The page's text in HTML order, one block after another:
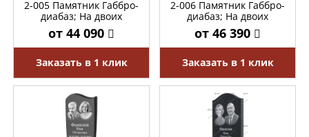
2-005 Памятник Габбро-
диабаз; На двоих
от 44 090
Заказать в 1 клик
2-006 Памятник Габбро-
диабаз; На двоих
от 46 390
Заказать в 1 клик